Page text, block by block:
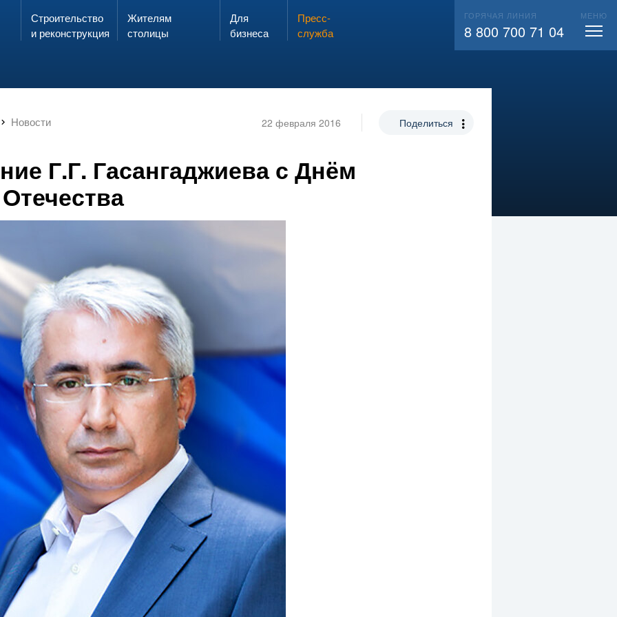
Запах газа?
ЗВОНИ 104 ВЫЗВАТЬ СЛЕСАРЯ
Строительство
и реконструкция
Жителям
столицы
Для
бизнеса
Пресс-
служба
ГОРЯЧАЯ ЛИНИЯ
8 800 700 71 04
МЕНЮ
Новости 22 февраля 2016 Поделиться
Г.Г. Гасангаджиева с Днём